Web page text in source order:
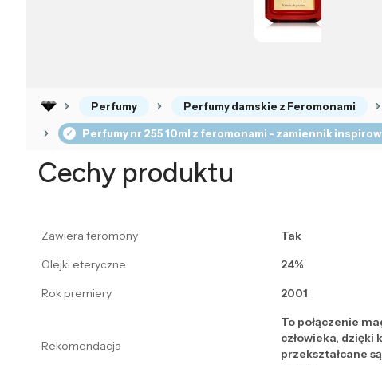
Perfumy Perfumy damskie z Feromonami
Perfumy nr 255 10ml z feromonami - zamiennik
Cechy produktu
Zawiera feromony Tak
Olejki eteryczne
24%
Rok premiery
2001
Rekomendacja
To połączenie
człowieka, dzięki
przekształcane